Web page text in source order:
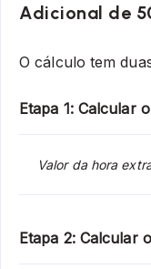
Adicional de
O cálculo tem
Etapa 1: Calcular
Valor da hora
Etapa 2: Calcular